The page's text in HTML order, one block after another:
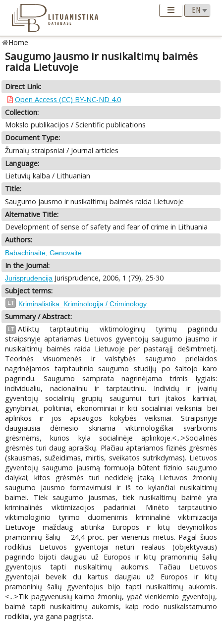
Home
Saugumo jausmo ir nusikaltimų baimės
raida Lietuvoje
Direct Link:
Open Access (CC) BY-NC-ND 4.0
Collection:
Mokslo publikacijos / Scientific publications
Document Type:
Žurnalų straipsniai / Journal articles
Language:
Lietuvių kalba / Lithuanian
Title:
Saugumo jausmo ir nusikaltimų baimės raida Lietuvoje
Alternative Title:
Development of sense of safety and fear of crime in Lithuania
Authors:
Babachinaitė, Genovaitė
In the Journal:
Jurisprudencija Jurisprudence, 2006, 1 (79), 25-30
Subject terms:
LT Kriminalistika. Kriminologija / Criminology.
Summary / Abstract:
LT Atliktų tarptautinių viktimologinių tyrimų pagrindu
straipsnyje aptariamas Lietuvos gyventojų saugumo jausmo ir
nusikaltimų baimės raida Lietuvoje per pastarąjį dešimtmetį.
Teorinės visuomenės ir valstybės saugumo prielaidos
nagrinėjamos tarptautinio saugumo studijų po šaltojo karo
pagrindu. Saugumo samprata nagrinėjama trimis lygiais:
individualiu, nacionaliniu ir tarptautiniu. Individų ir įvairių
gyventojų socialinių grupių saugumui turi įtakos kariniai,
gynybiniai, politiniai, ekonominiai ir kiti socialiniai veiksniai bei
aplinkos ir jos apsaugos kokybės veiksniai. Straipsnyje
daugiausia dėmesio skiriama viktimologiškai svarbioms
grėsmėms, kurios kyla socialinėje aplinkoje.<...>Socialinės
grėsmės turi daug apraiškų. Plačiau aptariamos fizinės grėsmės
(skausmas, sužeidimas, mirtis, sveikatos sutrikdymas). Lietuvos
gyventojų saugumo jausmą formuoja būtent fizinio saugumo
dalykai; kitos grėsmės turi nedidelę įtaką Lietuvos žmonių
saugumo jausmo formavimuisi ir iš to kylančiai nusikaltimų
baimei. Tiek saugumo jausmas, tiek nusikaltimų baimė yra
kriminalinės viktimizacijos padariniai. Minėto tarptautinio
viktimologinio tyrimo duomenimis kriminalinė viktimizacija
Lietuvoje maždaug atitinka Europos ir kitų devyniolikos
pramoninių šalių – 24,4 proc. per vienerius metus. Pagal šiuos
rodiklius Lietuvos gyventojai neturi realaus (objektyvaus)
pagrindo bijoti daugiau už Europos ir kitų pramoninių šalių
gyventojus tapti nusikaltimų aukomis. Tačiau Lietuvos
gyventojai beveik du kartus daugiau už Europos ir kitų
pramoninių šalių gyventojus bijo tapti nusikaltimų aukomis.
<...>Tik pagyvenusių kaimo žmonių, ypač vienkiemio gyventojų,
baimė tapti nusikaltimų aukomis, kaip rodo nusikalstamumo
rodikliai, yra gana pagrįsta.